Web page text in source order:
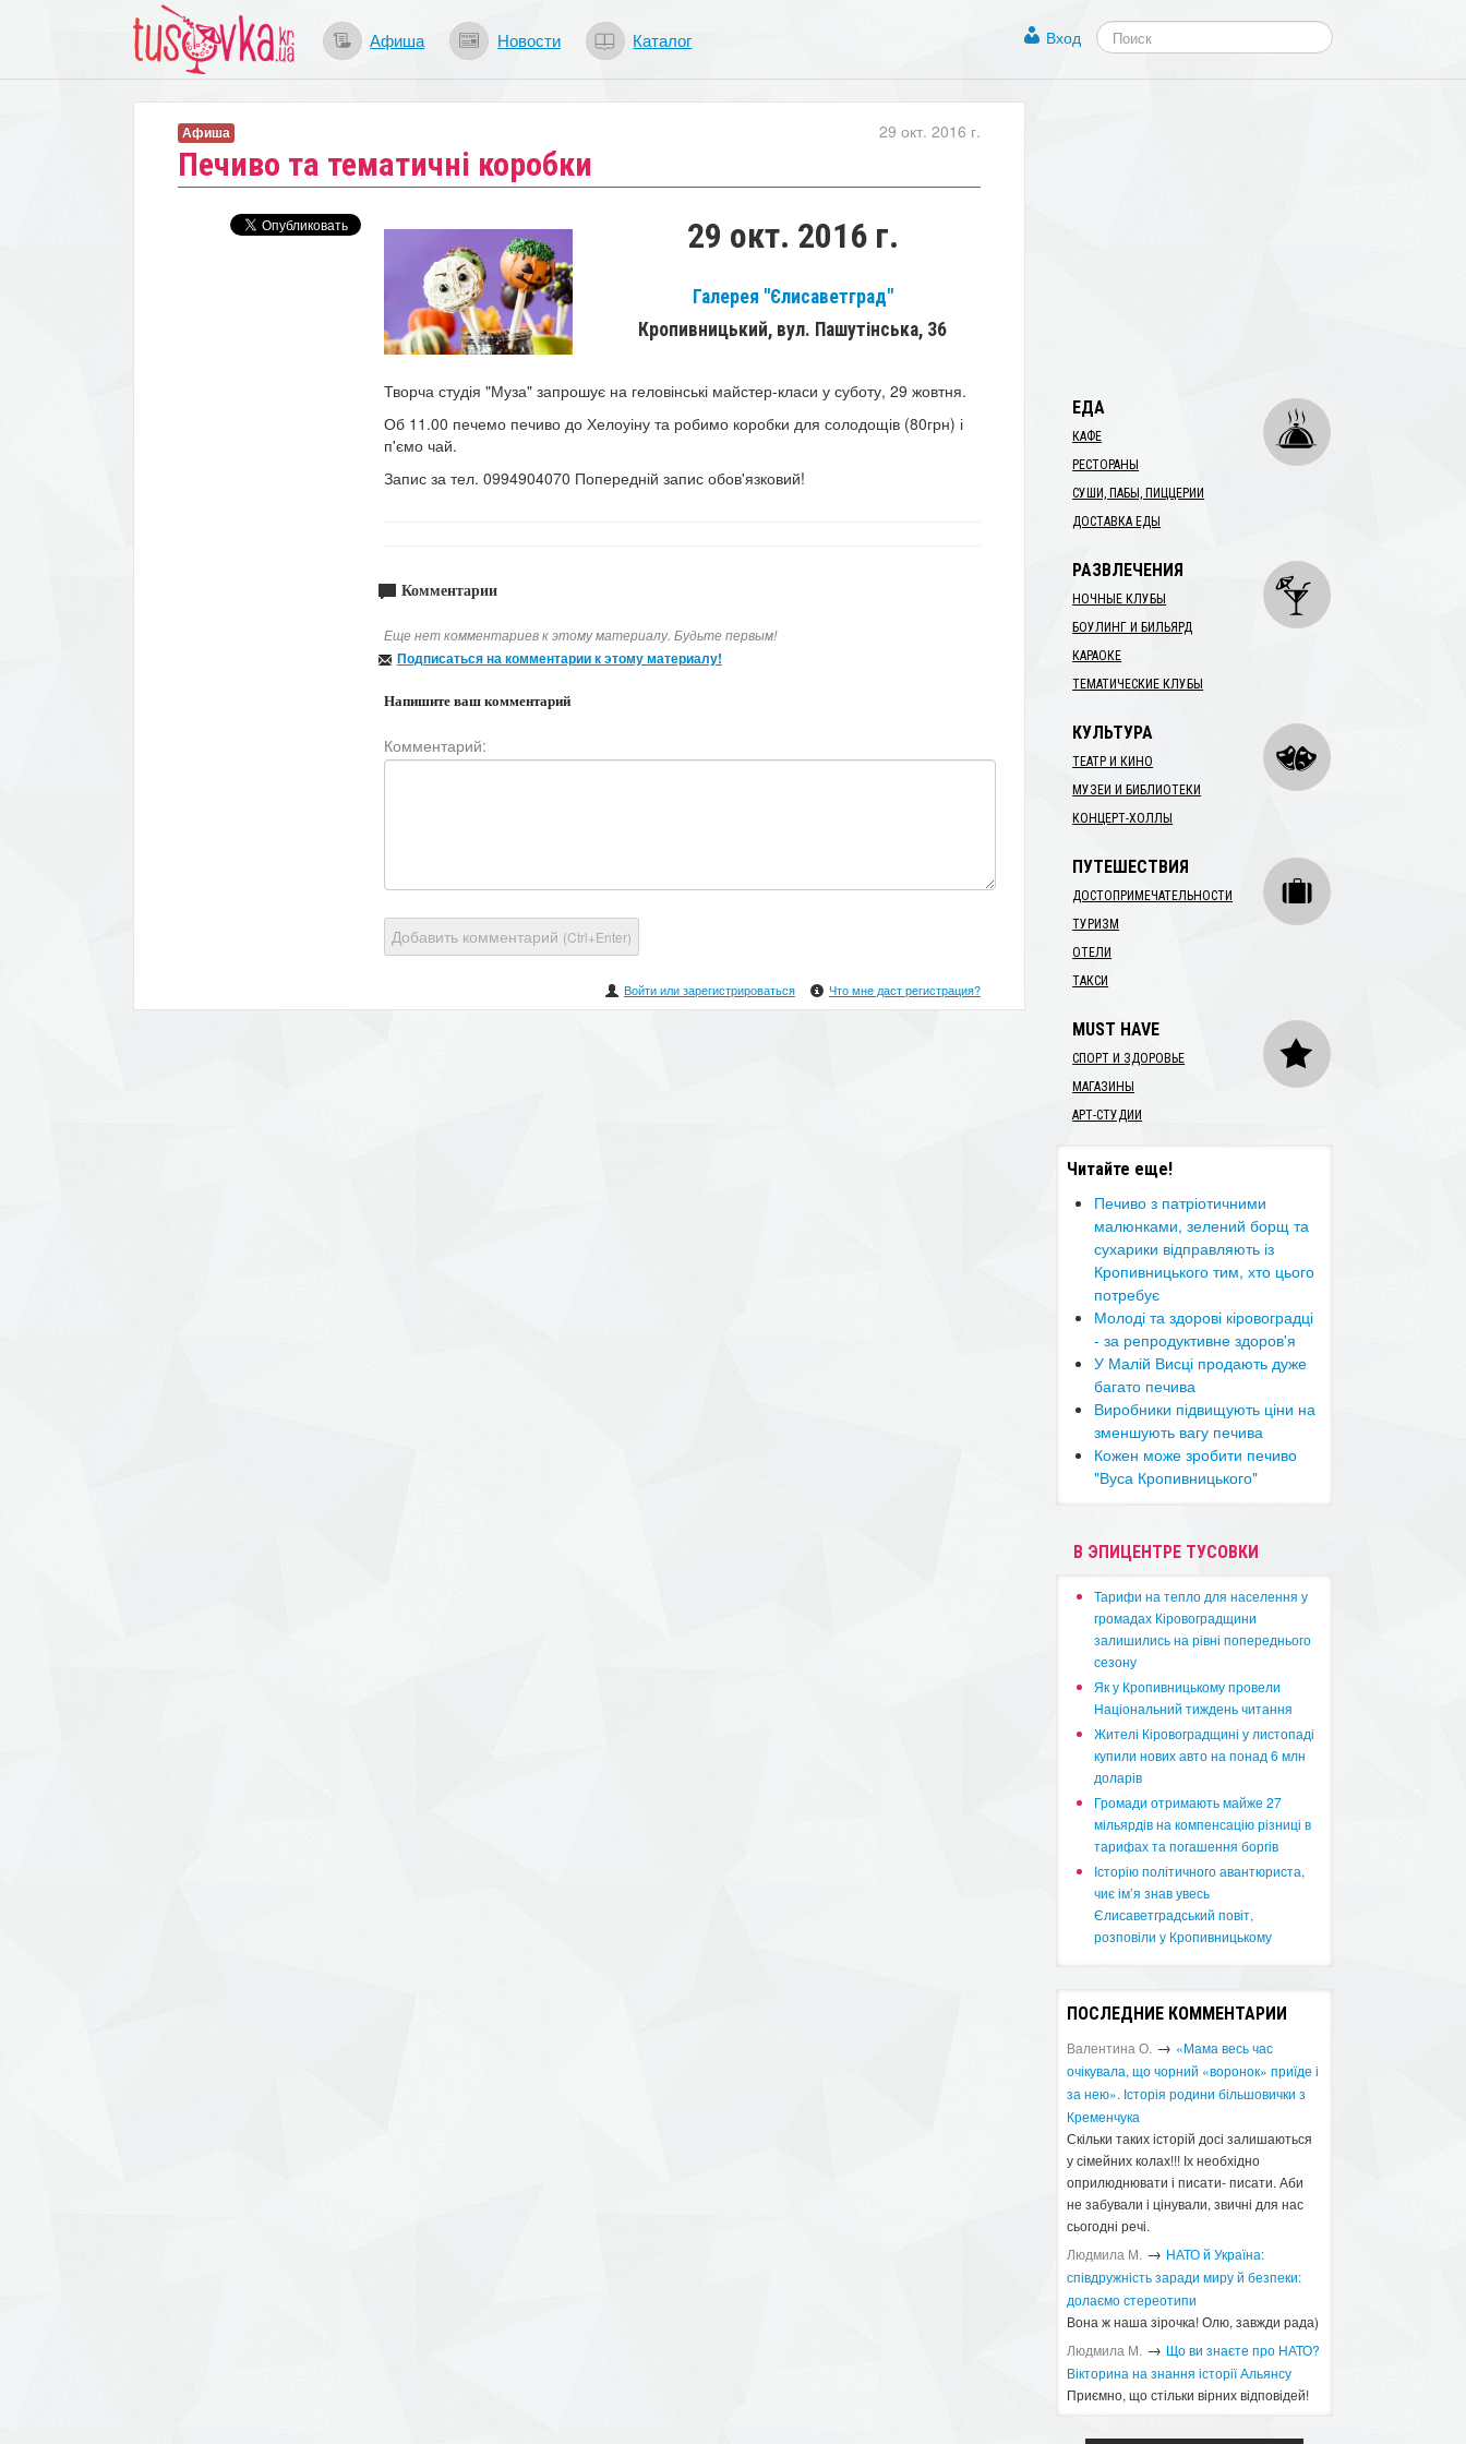
Афиша Новости Каталог Вход
Печиво та тематичні коробки
29 окт. 2016 г.
Афиша
29 окт. 2016 г.
Галерея "Єлисаветград"
Кропивницький, вул. Пашутінська, 36
Творча студія "Муза" запрошує на геловінські майстер-класи у суботу, 29 жовтня.
Об 11.00 печемо печиво до Хелоуіну та робимо коробки для солодощів (80грн) і
п'ємо чай.
Запис за тел. 0994904070 Попередній запис обов'язковий!
Комментарии
Еще нет комментариев к этому материалу. Будьте первым!
Подписаться на комментарии к этому материалу!
Напишите ваш комментарий
Комментарий:
Добавить комментарий (Ctrl+Enter)
Войти или зарегистрироваться Что мне даст регистрация?
ЕДА
КАФЕ
РЕСТОРАНЫ
СУШИ, ПАБЫ, ПИЦЦЕРИИ
ДОСТАВКА ЕДЫ
РАЗВЛЕЧЕНИЯ
НОЧНЫЕ КЛУБЫ
БОУЛИНГ И БИЛЬЯРД
КАРАОКЕ
ТЕМАТИЧЕСКИЕ КЛУБЫ
КУЛЬТУРА
ТЕАТР И КИНО
МУЗЕИ И БИБЛИОТЕКИ
КОНЦЕРТ-ХОЛЛЫ
ПУТЕШЕСТВИЯ
ДОСТОПРИМЕЧАТЕЛЬНОСТИ
ТУРИЗМ
ОТЕЛИ
ТАКСИ
MUST HAVE
СПОРТ И ЗДОРОВЬЕ
МАГАЗИНЫ
АРТ-СТУДИИ
Читайте еще!
​Печиво з патріотичними
малюнками, зелений борщ та
сухарики відправляють із
Кропивницького тим, хто цього
потребує
Молоді та здорові кіровоградці
- за репродуктивне здоров'я
У Малій Висці продають дуже
багато печива
Виробники підвищують ціни на
зменшують вагу печива
Кожен може зробити печиво
"Вуса Кропивницького"
В ЭПИЦЕНТРЕ ТУСОВКИ
​Тарифи на тепло для населення у
громадах Кіровоградщини
залишились на рівні попереднього
сезону
​Як у Кропивницькому провели
Національний тиждень читання
​Жителі Кіровоградщині у листопаді
купили нових авто на понад 6 млн
доларів
​Громади отримають майже 27
мільярдів на компенсацію різниці в
тарифах та погашення боргів
Історію політичного авантюриста,
чиє ім’я знав увесь
Єлисаветградський повіт,
розповіли у Кропивницькому
ПОСЛЕДНИЕ КОММЕНТАРИИ
Валентина О. → «Мама весь час
очікувала, що чорний «воронок» приїде і
за нею». Історія родини більшовички з
Кременчука
Скільки таких історій досі залишаються
у сімейних колах!!! Іх необхідно
оприлюднювати і писати- писати. Аби
не забували і цінували, звичні для нас
сьогодні речі.
Людмила М. → ​НАТО й Україна:
співдружність заради миру й безпеки:
долаємо стереотипи
Вона ж наша зірочка! Олю, завжди рада)
Людмила М. → Що ви знаєте про НАТО?
Вікторина на знання історії Альянсу ​
Приємно, що стільки вірних відповідей!